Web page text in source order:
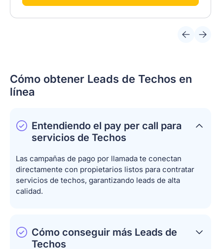
Cómo obtener Leads de Techos en
línea
Entendiendo el pay per call para
servicios de Techos
Las campañas de pago por llamada te conectan
directamente con propietarios listos para contratar
servicios de techos, garantizando leads de alta
calidad.
Cómo conseguir más Leads de
Techos